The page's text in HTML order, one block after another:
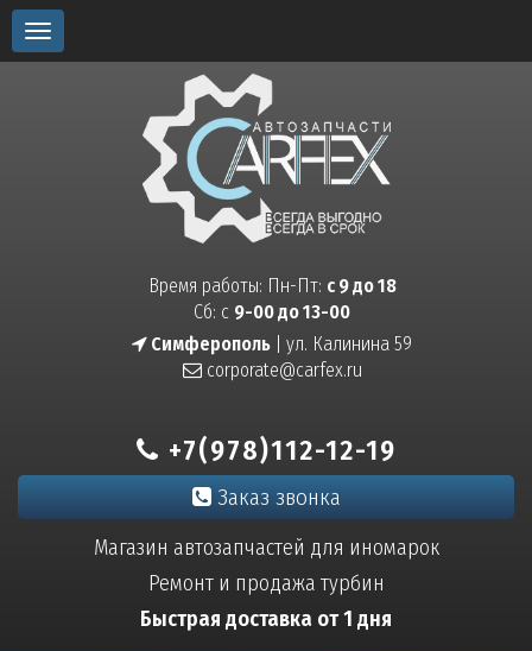
Toggle
navigation
Время работы: Пн-Пт: с 9 до 18
Сб: с 9-00 до 13-00
Симферополь | ул. Калинина 59
corporate@carfex.ru
+7(978)112-12-19
Заказ звонка
Магазин автозапчастей для иномарок
Ремонт и продажа турбин
Быстрая доставка от 1 дня